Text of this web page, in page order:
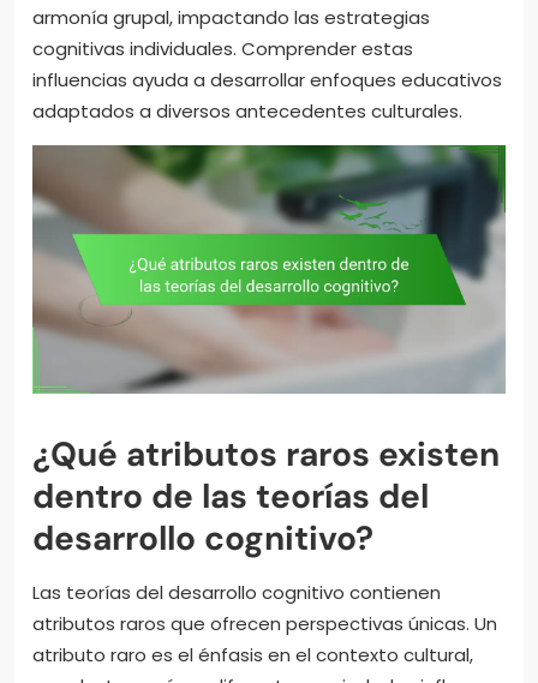
armonía grupal, impactando las estrategias
cognitivas individuales. Comprender estas
influencias ayuda a desarrollar enfoques educativos
adaptados a diversos antecedentes culturales.
¿Qué atributos raros existen
dentro de las teorías del
desarrollo cognitivo?
Las teorías del desarrollo cognitivo contienen
atributos raros que ofrecen perspectivas únicas. Un
atributo raro es el énfasis en el contexto cultural,